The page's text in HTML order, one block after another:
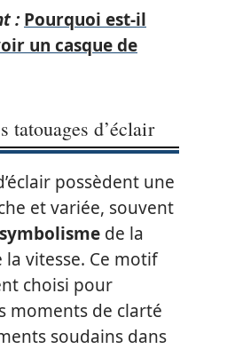
: Pourquoi est-il
un casque de
tatouages d’éclair
possèdent une
et variée, souvent
symbolisme de la
la vitesse. Ce motif
choisi pour
moments de clarté
soudains dans